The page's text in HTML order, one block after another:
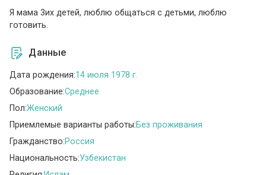
Я мама 3их детей, люблю общаться с детьми, люблю
готовить.
Данные
Дата рождения:14 июля 1978 г.
Образование:Среднее
Пол:Женский
Приемлемые варианты работы:Без проживания
Гражданство:Россия
Национальность:Узбекистан